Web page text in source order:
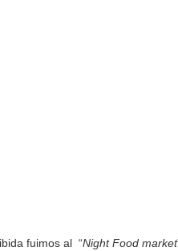
fuimos al “Night Food market